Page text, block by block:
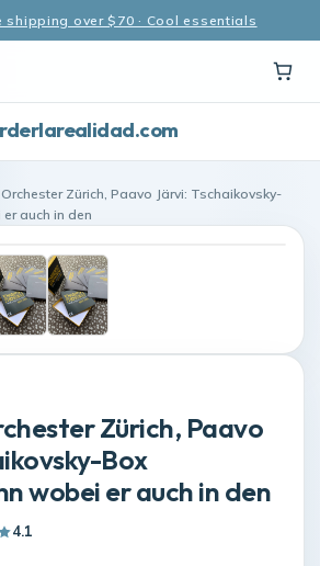
shipping over $70 · Cool essentials
Zürich, Paavo Järvi: Tschaikovsky-
auch in den
Zürich, Paavo
Box
wobei er auch in den
4.1